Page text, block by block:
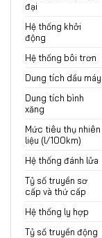
đại
Hệ thống khởi
động
Hệ thống bôi trơn
Dung tích dầu máy
Dung tích bình
xăng
Mức tiêu thụ nhiên
liệu (l/100km)
Hệ thống đánh lửa
Tỷ số truyền sơ
cấp và thứ cấp
Hệ thống ly hợp
Tỷ số truyền động